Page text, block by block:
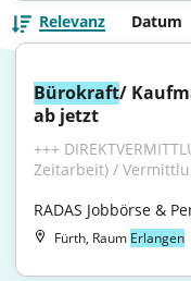
Relevanz Datum
Bürokraft/
ab jetzt
+++
Zeitarbeit) /
RADAS Jobbörse &
Fürth, Raum Erlangen